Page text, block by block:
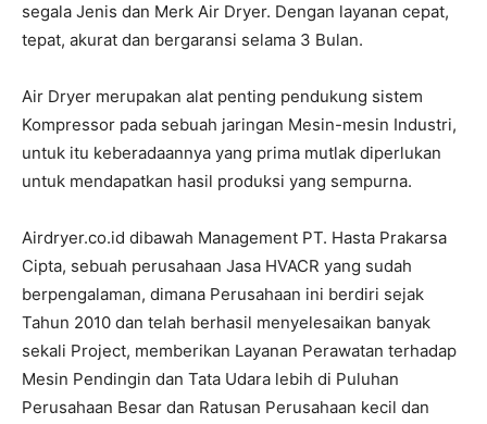
segala Jenis dan Merk Air Dryer. Dengan layanan cepat,
tepat, akurat dan bergaransi selama 3 Bulan.
Air Dryer merupakan alat penting pendukung sistem
Kompressor pada sebuah jaringan Mesin-mesin Industri,
untuk itu keberadaannya yang prima mutlak diperlukan
untuk mendapatkan hasil produksi yang sempurna.
Airdryer.co.id dibawah Management PT. Hasta Prakarsa
Cipta, sebuah perusahaan Jasa HVACR yang sudah
berpengalaman, dimana Perusahaan ini berdiri sejak
Tahun 2010 dan telah berhasil menyelesaikan banyak
sekali Project, memberikan Layanan Perawatan terhadap
Mesin Pendingin dan Tata Udara lebih di Puluhan
Perusahaan Besar dan Ratusan Perusahaan kecil dan